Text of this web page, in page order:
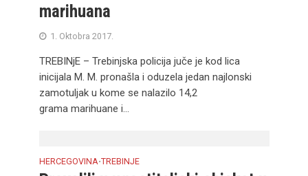
marihuana
1. Oktobra 2017.
TREBINjE – Trebinjska policija juče je kod lica
inicijala M. M. pronašla i oduzela jedan najlonski
zamotuljak u kome se nalazilo 14,2
grama marihuane i...
HERCEGOVINA•TREBINJE